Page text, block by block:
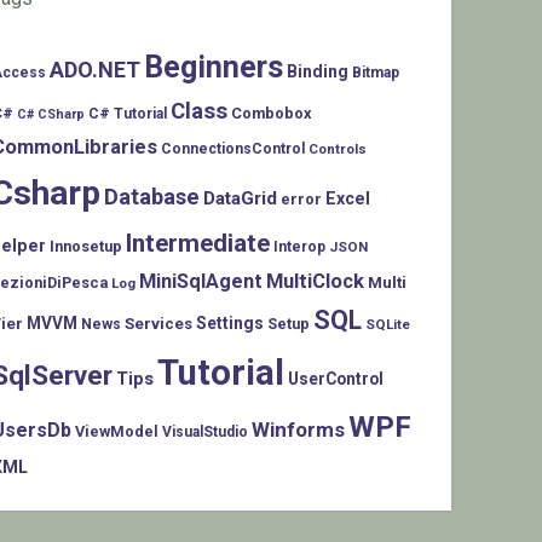
ADO.NET Beginners Binding Bitmap
C# CSharp C# Tutorial Class Combobox
ConnectionsControl Controls
Database DataGrid error Excel
Innosetup Intermediate Interop JSON
Log MiniSqlAgent MultiClock Multi
MVVM News Services Settings Setup SQL SQLite
TipsTutorial UserControl
ViewModel VisualStudio WinformsWPF